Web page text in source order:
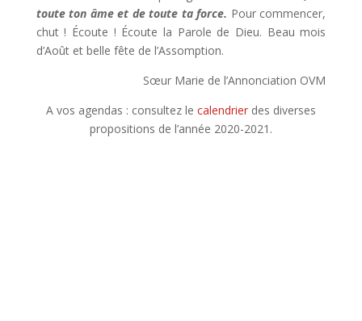
toute ton âme et de toute ta force. Pour commencer,
chut ! Écoute ! Écoute la Parole de Dieu. Beau mois
d’Août et belle fête de l’Assomption.
Sœur Marie de l’Annonciation OVM
A vos agendas : consultez le calendrierdes diverses
propositions de l’année 2020-2021.